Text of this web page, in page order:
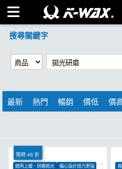
【拋光研磨】搜尋結果 | K-WAX台
搜尋關鍵字
最新 熱門 暢銷 價低 價
限時 48 折
適用上蠟、研磨拋光
偏心設計扭力更強